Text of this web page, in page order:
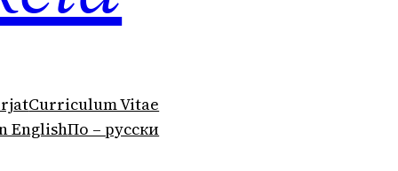
Curriculum Vitae
EnglishПо – русски